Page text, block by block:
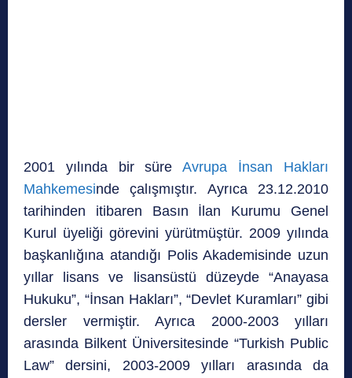
2001 yılında bir süreAvrupa İnsan Hakları
Mahkemesinde çalışmıştır. Ayrıca 23.12.2010
tarihinden itibaren Basın İlan Kurumu Genel
Kurul üyeliği görevini yürütmüştür. 2009 yılında
başkanlığına atandığı Polis Akademisinde uzun
yıllar lisans ve lisansüstü düzeyde “Anayasa
Hukuku”, “İnsan Hakları”, “Devlet Kuramları” gibi
dersler vermiştir. Ayrıca 2000-2003 yılları
arasında Bilkent Üniversitesinde “Turkish Public
Law” dersini, 2003-2009 yılları arasında da